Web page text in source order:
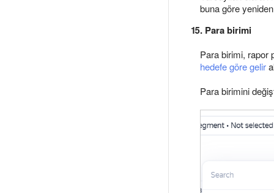
buna göre
15. Para birimi
Para birimi, rapor
hedefe göre gelir
Para birimini